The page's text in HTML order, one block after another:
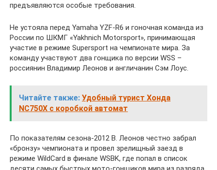
предъявляются особые требования.
Не устояла перед Yamaha YZF-R6 и гоночная команда из
России по ШКМГ «Yakhnich Motorsport», принимающая
участие в режиме Supersport на чемпионате мира. За
команду участвуют два гонщика по версии WSS –
россиянин Владимир Леонов и англичанин Сэм Лоус.
Читайте также: Удобный турист Хонда
NC750X с коробкой автомат
По показателям сезона-2012 В. Леонов честно забрал
«бронзу» чемпионата и провел зрелищный заезд в
режиме WildCard в финале WSBK, где попал в список